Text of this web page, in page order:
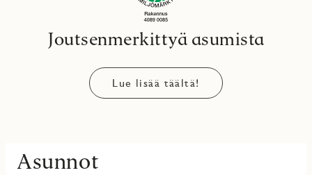
Joutsenmerkittyä asumista
Lue lisää täältä!
Asunnot